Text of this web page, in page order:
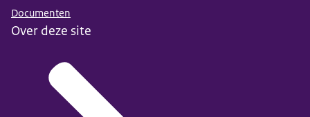
Documenten
Over deze site